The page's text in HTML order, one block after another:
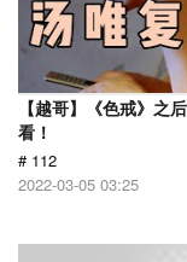
【越哥】《色戒》之
看！
# 112
2022-03-05 03:25